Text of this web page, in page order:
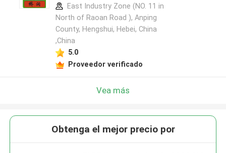
East Industry Zone (NO. 11 in
North of Raoan Road ), Anping
County, Hengshui, Hebei, China
,China
5.0
Proveedor verificado
Vea más
Obtenga el mejor precio por